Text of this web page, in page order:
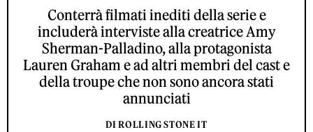
Conterrà filmati inediti della serie e
includerà interviste alla creatrice Amy
Sherman-Palladino, alla protagonista
Lauren Graham e ad altri membri del cast e
della troupe che non sono ancora stati
annunciati
DI ROLLING STONE IT